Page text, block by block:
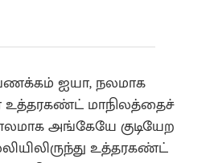
ஐயா, நலமாக
உத்தரகண்ட் மாநிலத்தைச்
அங்கேயே குடியேற
உத்தரகண்ட்